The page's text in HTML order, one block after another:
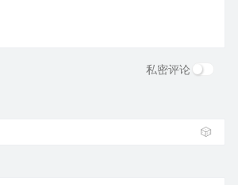
私密评论
🎲